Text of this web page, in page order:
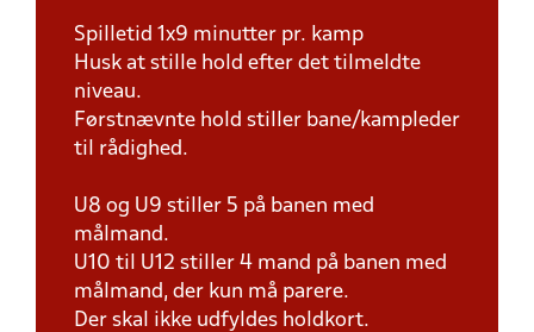
Spilletid 1x9 minutter pr. kamp
Husk at stille hold efter det tilmeldte
niveau.
Førstnævnte hold stiller bane/kampleder
til rådighed.
U8 og U9 stiller 5 på banen med
målmand.
U10 til U12 stiller 4 mand på banen med
målmand, der kun må parere.
Der skal ikke udfyldes holdkort.